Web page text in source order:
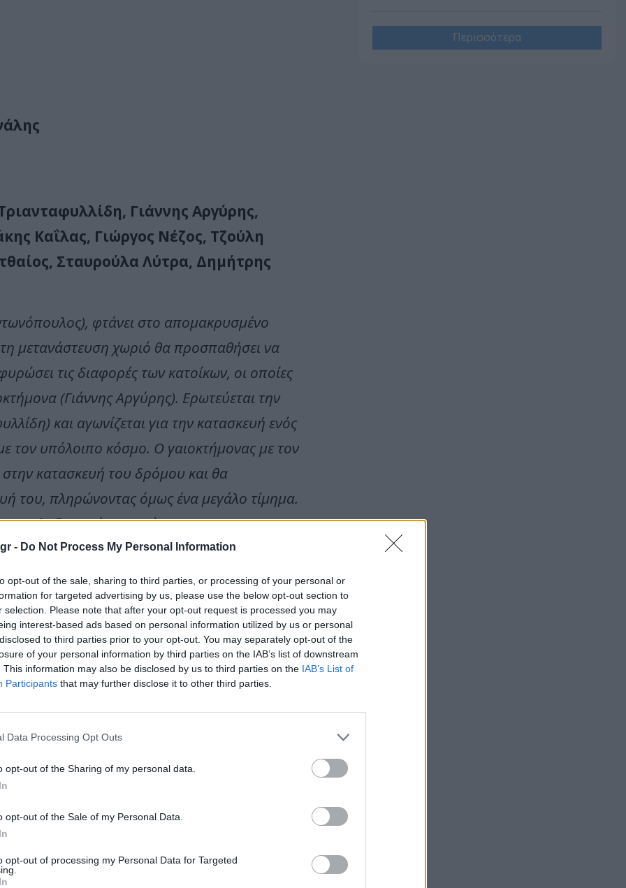
- Do Not Process My Personal Information
opt-out of the sale, sharing to third parties, or processing of your personal or
for targeted advertising by us, please use the below opt-out section to
selection. Please note that after your opt-out request is processed you may
interest-based ads based on personal information utilized by us or personal
to third parties prior to your opt-out. You may separately opt-out of the
of your personal information by third parties on the IAB’s list of downstream
This information may also be disclosed by us to third parties on the IAB’s List of
Participants that may further disclose it to other third parties.
Data Processing Opt Outs
opt-out of the Sharing of my personal data.
opt-out of the Sale of my Personal Data.
opt-out of processing my Personal Data for Targeted
Γιάννης Αργύρης,
Καΐλας, Γιώργος Νέζος, Τζούλη
Σταυρούλα Λύτρα, Δημήτρης
φτάνει στο απομακρυσμένο
μετανάστευση χωριό θα προσπαθήσει να
τις διαφορές των κατοίκων, οι οποίες
(Γιάννης Αργύρης). Ερωτεύεται την
και αγωνίζεται για την κατασκευή ενός
τον υπόλοιπο κόσμο. Ο γαιοκτήμονας με τον
κατασκευή του δρόμου και θα
του, πληρώνοντας όμως ένα μεγάλο τίμημα.
αλαζονικού κτηματία.
στο Open
υλικό στην ΕΡΤ
εργατικό και με πολλές ευαισθησίες κορίτσι»
Περισσότερα